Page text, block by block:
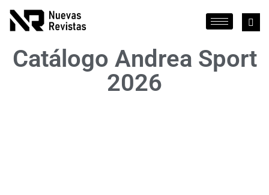
Catálogo Andrea Sport
2026